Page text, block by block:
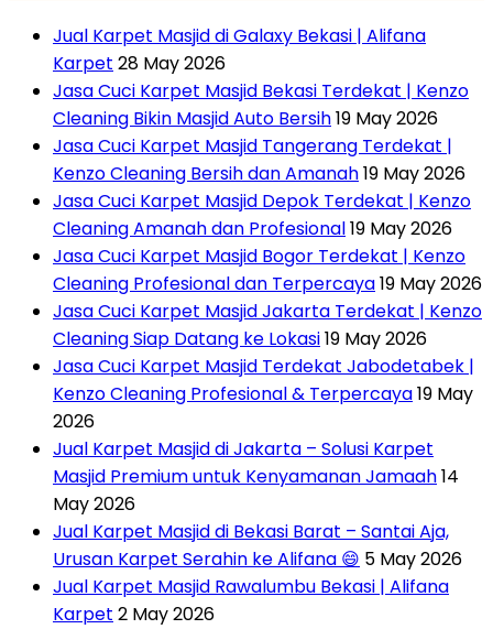
Jual Karpet Masjid di Galaxy Bekasi | Alifana
Karpet 28 May 2026
Jasa Cuci Karpet Masjid Bekasi Terdekat | Kenzo
Cleaning Bikin Masjid Auto Bersih19 May 2026
Jasa Cuci Karpet Masjid Tangerang Terdekat |
Kenzo Cleaning Bersih dan Amanah19 May 2026
Jasa Cuci Karpet Masjid Depok Terdekat | Kenzo
Cleaning Amanah dan Profesional19 May 2026
Jasa Cuci Karpet Masjid Bogor Terdekat | Kenzo
Cleaning Profesional dan Terpercaya19 May 2026
Jasa Cuci Karpet Masjid Jakarta Terdekat | Kenzo
Cleaning Siap Datang ke Lokasi19 May 2026
Jasa Cuci Karpet Masjid Terdekat Jabodetabek |
Kenzo Cleaning Profesional & Terpercaya19 May
2026
Jual Karpet Masjid di Jakarta – Solusi Karpet
Masjid Premium untuk Kenyamanan Jamaah14
May 2026
Jual Karpet Masjid di Bekasi Barat – Santai Aja,
Urusan Karpet Serahin ke Alifana 😄 5 May 2026
Jual Karpet Masjid Rawalumbu Bekasi | Alifana
Karpet 2 May 2026